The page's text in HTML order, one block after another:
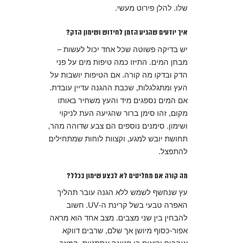
שלו. להלן פירוט מעשי.
איך יודעים שהגיע הזמן לחידוש ושימון הדק?
יש בדיקה פשוטה שכל אחד יכול לעשות –
מבחן המים. התיזו כמה טיפות מים על פני
הדק ובדקו מה קורה. אם הטיפות יושבות על
העץ ומתגלגלות, שכבת ההגנה עדיין עובדת.
אם המים נספגים מיד והעץ משחיר באותו
מקום, זהו סימן ברור שהגיעה העת לניקוי
ושימון. סימנים נוספים הם צבע שדוהה מהר,
תחושת יובש למגע, וקצוות לוחות שמתחילים
להתפצל.
מה קורה אם מחליטים לא לבצע שימון בכלל?
עץ שנחשף לשמש ללא הגנה עובר תהליך
האפרה טבעי בשל קרינת ה-UV. חשוב
להבחין בין שני מצבים. מצב אחד הוא מראה
אפור-כסוף מיושן אך שלם, שרבים דווקא